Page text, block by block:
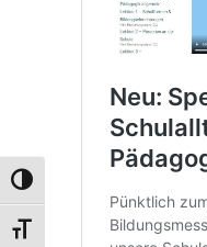
UMSCHALTEN AUF
SCHRIFT